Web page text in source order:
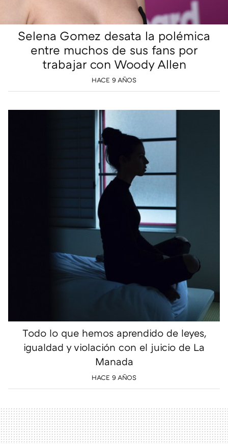
Selena Gomez desata la polémica
entre muchos de sus fans por
trabajar con Woody Allen
HACE 9 AÑOS
Todo lo que hemos aprendido de leyes,
igualdad y violación con el juicio de La
Manada
HACE 9 AÑOS